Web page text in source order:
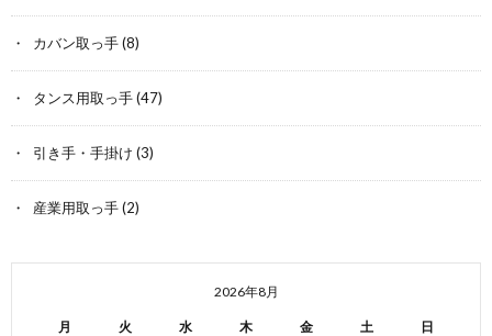
カバン取っ手(8)
タンス用取っ手(47)
引き手・手掛け (3)
産業用取っ手(2)
2026年8月
月 火 水 木 金 土 日